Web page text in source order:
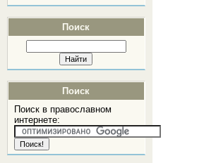
Поиск
Поиск
Поиск в православном
интернете: